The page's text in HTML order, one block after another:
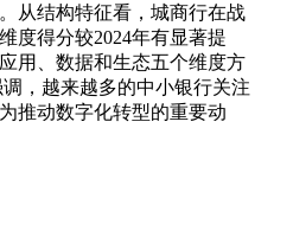
从结构特征看，城商行在战
度得分较2024年有显著提
用、数据和生态五个维度方
，越来越多的中小银行关注
推动数字化转型的重要动